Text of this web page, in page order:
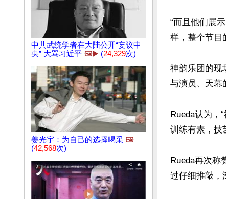
中共武统学者在大陆公开“妄议中
央” 大骂习近平 🖼️▶️ (24,329次)
姜光宇：为自己的选择喝采 🖼️
(42,568次)
“而且他们展
样，整个节目
神韵乐团的现
与演员、天幕
Rueda认为，
训练有素，技
Rueda再次称
过仔细推敲，